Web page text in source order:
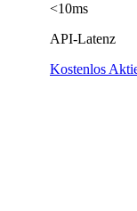
<10ms
API-Latenz
Kostenlos